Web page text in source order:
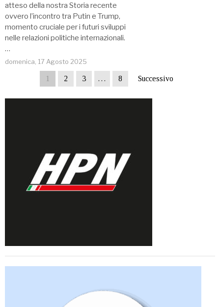
atteso della nostra Storia recente
ovvero l’incontro tra Putin e Trump,
momento cruciale per i futuri sviluppi
nelle relazioni politiche internazionali.
…
domenica, 17 Agosto 2025
1 2 3 … 8 Successivo